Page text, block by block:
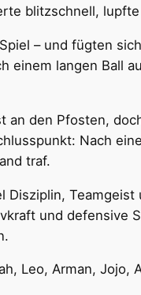
blitzschnell,
– und fügten
einem langen Ball
an den Pfosten,
Nach
traf.
und
Leo, Arman, Jojo,